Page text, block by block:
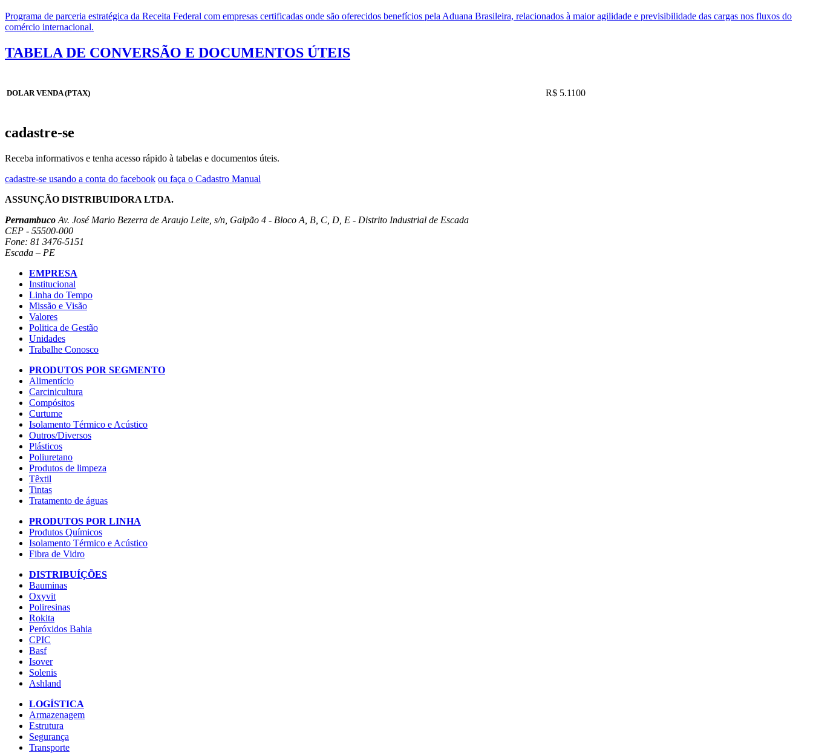
Programa de parceria estratégica da Receita Federal com empresas certificadas onde são oferecidos benefícios pela Aduana Brasileira, relacionados à maior agilidade e previsibilidade das cargas nos fluxos do
comércio internacional.
TABELA DE CONVERSÃO E DOCUMENTOS ÚTEIS
DOLAR VENDA (PTAX) R$ 5.1100
cadastre-se
Receba informativos e tenha acesso rápido à tabelas e documentos úteis.
cadastre-se usando a conta do facebook ou faça o Cadastro Manual
ASSUNÇÃO DISTRIBUIDORA LTDA.
Pernambuco Av. José Mario Bezerra de Araujo Leite, s/n, Galpão 4 - Bloco A, B, C, D, E - Distrito Industrial de Escada
CEP - 55500-000
Fone: 81 3476-5151
Escada – PE
EMPRESA
Institucional
Linha do Tempo
Missão e Visão
Valores
Politica de Gestão
Unidades
Trabalhe Conosco
PRODUTOS POR SEGMENTO
Alimentício
Carcinicultura
Compósitos
Curtume
Isolamento Térmico e Acústico
Outros/Diversos
Plásticos
Poliuretano
Produtos de limpeza
Têxtil
Tintas
Tratamento de águas
PRODUTOS POR LINHA
Produtos Químicos
Isolamento Térmico e Acústico
Fibra de Vidro
DISTRIBUÍÇÕES
Bauminas
Oxyvit
Poliresinas
Rokita
Peróxidos Bahia
CPIC
Basf
Isover
Solenis
Ashland
LOGÍSTICA
Armazenagem
Estrutura
Segurança
Transporte